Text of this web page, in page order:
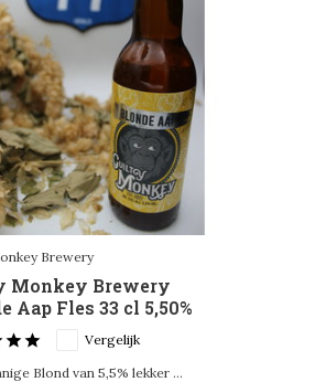
Brewery
Monkey Brewery
Aap Fles 33 cl 5,50%
Vergelijk
Blond van 5,5% lekker ...